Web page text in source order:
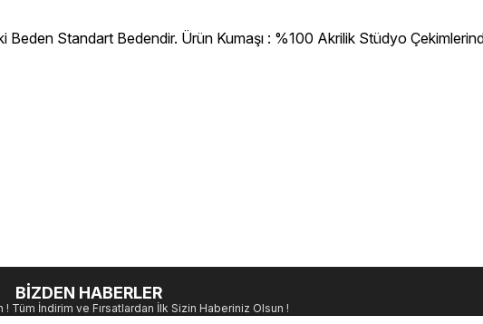
Standart Bedendir. Ürün Kumaşı : %100 Akrilik Stüdyo Çekimlerinde
BİZDEN HABERLER
Tüm İndirim ve Fırsatlardan İlk Sizin Haberiniz Olsun !